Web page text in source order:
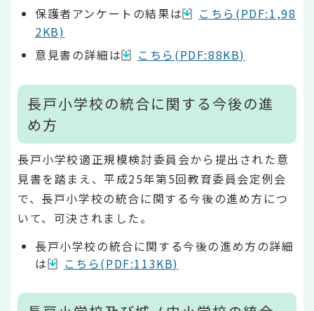
保護者アンケートの結果は
こちら(PDF:1,98
2KB)
意見書の詳細は
こちら(PDF:88KB)
長戸小学校の統合に関する今後の進
め方
長戸小学校適正規模検討委員会から提出された意
見書を踏まえ、平成25年第5回教育委員会定例会
で、長戸小学校の統合に関する今後の進め方につ
いて、可決されました。
長戸小学校の統合に関する今後の進め方の詳細
は
こちら(PDF:113KB)